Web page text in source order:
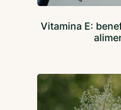
Vitamina E: